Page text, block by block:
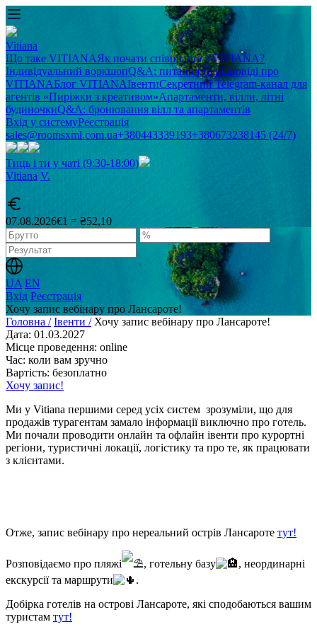
Vitiana
Що таке VITIANAЯк почати співпрацю з VITIANA?
Індивідуальний воркшопQ&A: питання та відповіді про
VITIANAБлог VITIANAІвентиСекретний Telegram-канал для
агентів «Пиріжки з креативом»Апартаменти, вілли, літні
будиночкиQ&A: бронювання вілл та апартаментів
Вхід у системуРеєстрація
sales@roomsxml.com.ua+380443339193+380673238145 (24/7)
Тиць і ти у чаті (9:30-18:00)
Vitiana V.
07.08.2026€1 = ₴52,10
UA EN
Вхід Реєстрація
Хочу запис вебінару про Лансароте!
Головна / Івенти / Хочу запис вебінару про Лансароте!
Дата: 01.03.2027
Місце проведення: online
Час: коли вам зручно
Вартість: безоплатно
Хочу запис!
Ми у Vitiana першими серед усіх систем зрозуміли, що для
продажів турагентам замало інформації виключно про готель.
Ми почали проводити онлайн та офлайн івенти про курортні
регіони, туристичні локації, логістику та про те, як працювати
з клієнтами.
Отже, запис вебінару про нереальний острів Лансароте тут!
Розповідаємо про пляжі , готельну базу
, неординарні
екскурсії та маршрути
.
Добірка готелів на острові Лансароте, які сподобаються вашим
туристам тут!